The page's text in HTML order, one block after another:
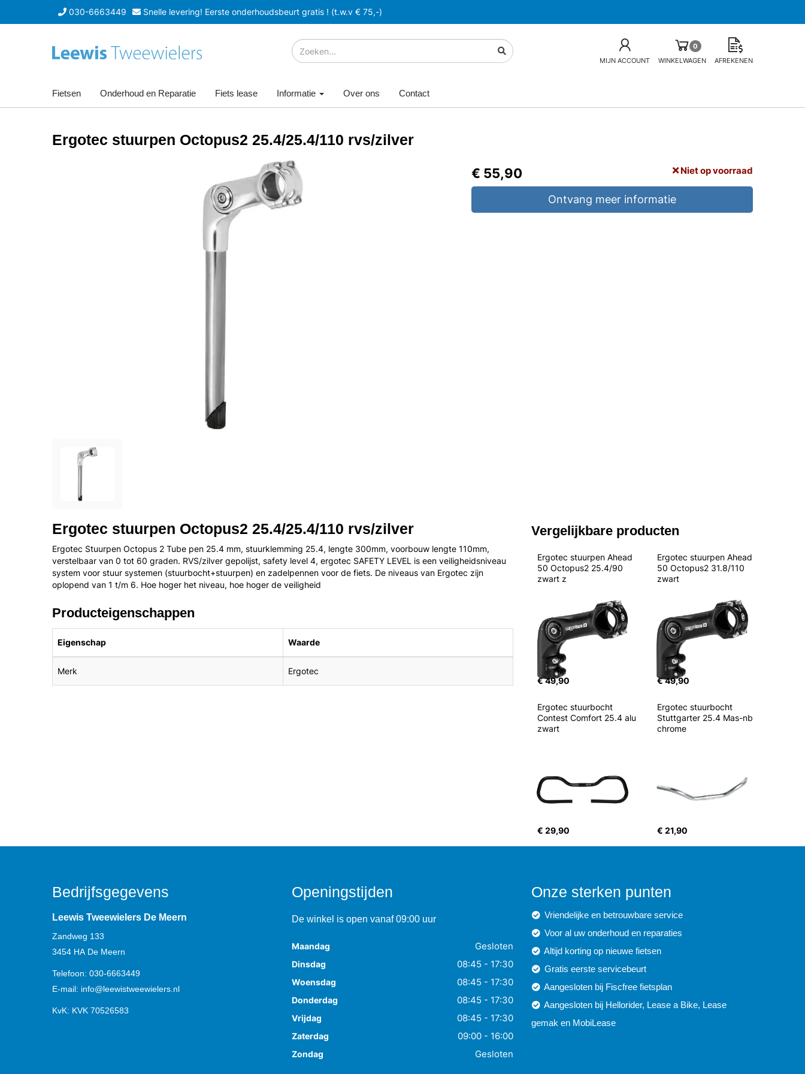
030-6663449 Snelle levering! Eerste onderhoudsbeurt gratis ! (t.w.v € 75,-)
MIJN ACCOUNT
0
WINKELWAGEN
AFREKENEN
Fietsen Onderhoud en Reparatie Fiets lease Informatie Over ons Contact
Ergotec stuurpen Octopus2 25.4/25.4/110 rvs/zilver
€ 55,90 Niet op voorraad
Ontvang meer informatie
Ergotec stuurpen Octopus2 25.4/25.4/110 rvs/zilver
Ergotec Stuurpen Octopus 2 Tube pen 25.4 mm, stuurklemming 25.4, lengte 300mm, voorbouw lengte 110mm,
verstelbaar van 0 tot 60 graden. RVS/zilver gepolijst, safety level 4, ergotec SAFETY LEVEL is een veiligheidsniveau
system voor stuur systemen (stuurbocht+stuurpen) en zadelpennen voor de fiets. De niveaus van Ergotec zijn
oplopend van 1 t/m 6. Hoe hoger het niveau, hoe hoger de veiligheid
Producteigenschappen
Eigenschap Waarde
Merk Ergotec
Vergelijkbare producten
Ergotec stuurpen Ahead
50 Octopus2 25.4/90
zwart z
€ 49,90
Ergotec stuurpen Ahead
50 Octopus2 31.8/110
zwart
€ 49,90
Ergotec stuurbocht
Contest Comfort 25.4 alu
zwart
€ 29,90
Ergotec stuurbocht
Stuttgarter 25.4 Mas-nb
chrome
€ 21,90
Bedrijfsgegevens
Leewis Tweewielers De Meern
Zandweg 133
3454 HA De Meern
Telefoon: 030-6663449
E-mail: info@leewistweewielers.nl
KvK: KVK 70526583
Openingstijden
De winkel is open vanaf 09:00 uur
Maandag Gesloten
Dinsdag 08:45 - 17:30
Woensdag 08:45 - 17:30
Donderdag 08:45 - 17:30
Vrijdag 08:45 - 17:30
Zaterdag 09:00 - 16:00
Zondag Gesloten
Onze sterken punten
Vriendelijke en betrouwbare service
Voor al uw onderhoud en reparaties
Altijd korting op nieuwe fietsen
Gratis eerste servicebeurt
Aangesloten bij Fiscfree fietsplan
Aangesloten bij Hellorider, Lease a Bike, Lease
gemak en MobiLease